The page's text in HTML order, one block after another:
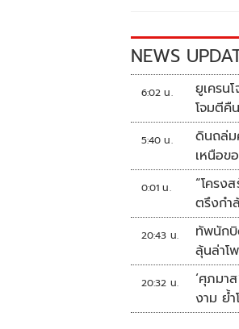
NEWS
6:02 น.
ยูเครน
โจมตีคื
5:40 น.
ดินถล่ม
เหนือ
0:01 น.
“โครง
ตรึงก
20:43 น.
ทัพนัก
ลุ้นล่าโ
กา
20:32 น.
‘ศุภมา
งาม ย้